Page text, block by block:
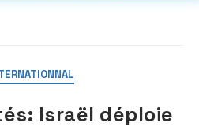
Israël déploie